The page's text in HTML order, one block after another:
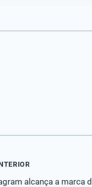
alcança a marca